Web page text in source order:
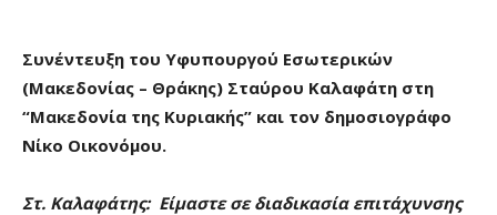
Συνέντευξη του Υφυπουργού Εσωτερικών
(Μακεδονίας – Θράκης) Σταύρου Καλαφάτη στη
“Μακεδονία της Κυριακής” και τον δημοσιογράφο
Νίκο Οικονόμου.
Στ. Καλαφάτης: Είμαστε σε διαδικασία επιτάχυνσης